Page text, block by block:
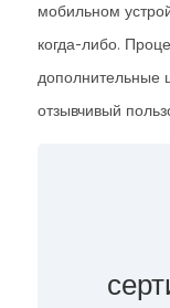
мобильном
когда-либо.
дополнительные
отзывчивый